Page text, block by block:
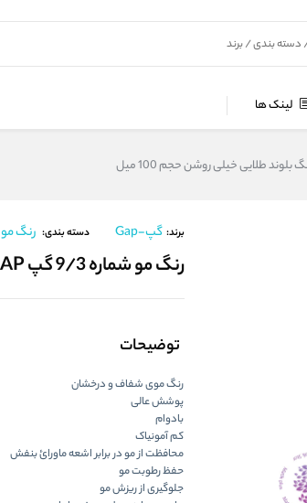
لینک ها
برند: گپ-Gap دسته بندی: رنگ مو
رنگ مو شماره 9/3 گپ GAP رنگ بلوند طلایی خیلی روشن حجم 100 میل
توضیحات
رنگ موی شفاف و درخشان
پوشش عالی
بادوام
کم آمونیاک
محافظت از مو در برابر اشعه ماورائ بنفش
حفظ رطوبت مو
جلوگیری از ریزش مو